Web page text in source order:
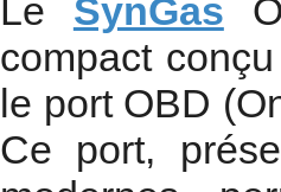
Le SynGas
compact
le port OBD
Ce port,